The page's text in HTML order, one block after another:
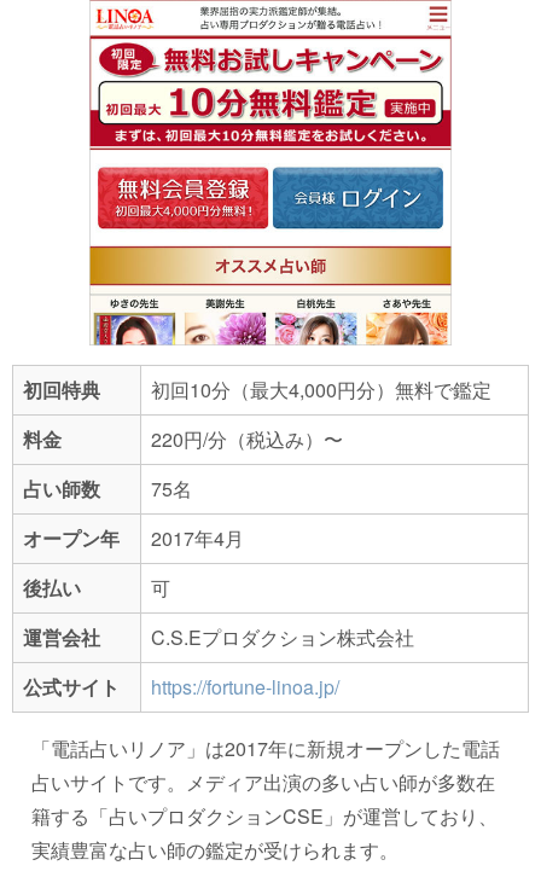
初回特典
初回10分（最大4,000円分）無料で鑑定
料金
220円/分（税込み）〜
占い師数
75名
オープン年
2017年4月
後払い
可
運営会社
C.S.Eプロダクション株式会社
公式サイト
https://fortune-linoa.jp/
「電話占いリノア」は2017年に新規オープンした電話
占いサイトです。メディア出演の多い占い師が多数在
籍する「占いプロダクションCSE」が運営しており、
実績豊富な占い師の鑑定が受けられます。